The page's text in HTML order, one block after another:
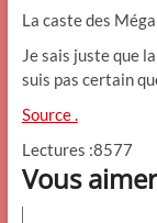
La caste des
Je sais juste que
suis pas certain
Source .
Lectures :8577
Vous